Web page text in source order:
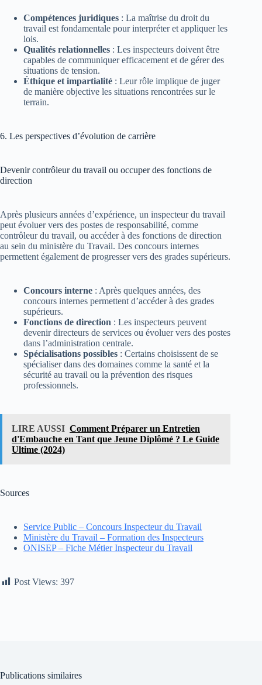
Compétences juridiques : La maîtrise du droit du
travail est fondamentale pour interpréter et appliquer les
lois.
Qualités relationnelles : Les inspecteurs doivent être
capables de communiquer efficacement et de gérer des
situations de tension.
Éthique et impartialité : Leur rôle implique de juger
de manière objective les situations rencontrées sur le
terrain.
6. Les perspectives d’évolution de carrière
Devenir contrôleur du travail ou occuper des fonctions de
direction
Après plusieurs années d’expérience, un inspecteur du travail
peut évoluer vers des postes de responsabilité, comme
contrôleur du travail, ou accéder à des fonctions de direction
au sein du ministère du Travail. Des concours internes
permettent également de progresser vers des grades supérieurs.
Concours interne : Après quelques années, des
concours internes permettent d’accéder à des grades
supérieurs.
Fonctions de direction : Les inspecteurs peuvent
devenir directeurs de services ou évoluer vers des postes
dans l’administration centrale.
Spécialisations possibles : Certains choisissent de se
spécialiser dans des domaines comme la santé et la
sécurité au travail ou la prévention des risques
professionnels.
LIRE AUSSI Comment Préparer un Entretien
d'Embauche en Tant que Jeune Diplômé ? Le Guide
Ultime (2024)
Sources
Service Public – Concours Inspecteur du Travail
Ministère du Travail – Formation des Inspecteurs
ONISEP – Fiche Métier Inspecteur du Travail
Post Views: 397
Publications similaires